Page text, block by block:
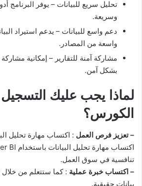
تحليل سريع للبيانات – يوفر البرنامج
وسريعة.
دعم واسع للبيانات – يدعم استيراد
واسعة من المصادر.
مشاركة آمنة للتقارير – إمكانية مشاركة
بشكل آمن.
لماذا يجب عليك
الكورس؟
– تعزيز فرص العمل : اكتساب مهارة تحليل
تنافسية في سوق العمل.
– اكتساب خبرة عملية : كما ستتعلم من
بيانات حقيقية.